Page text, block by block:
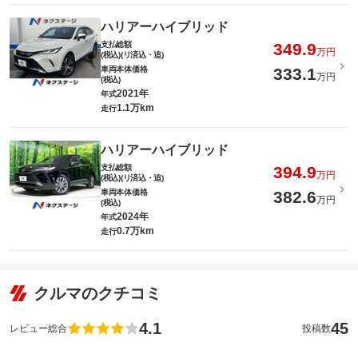
ハリアーハイブリッド
支払総額
(税込)(リ済込・追)
349.9万円
車両本体価格
(税込)
333.1万円
年式2021年
走行1.1万km
ハリアーハイブリッド
支払総額
(税込)(リ済込・追)
394.9万円
車両本体価格
(税込)
382.6万円
年式2024年
走行0.7万km
クルマのクチコミ
レビュー総合 4.1 投稿数45